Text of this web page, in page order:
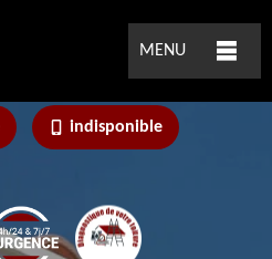
MENU
indisponible